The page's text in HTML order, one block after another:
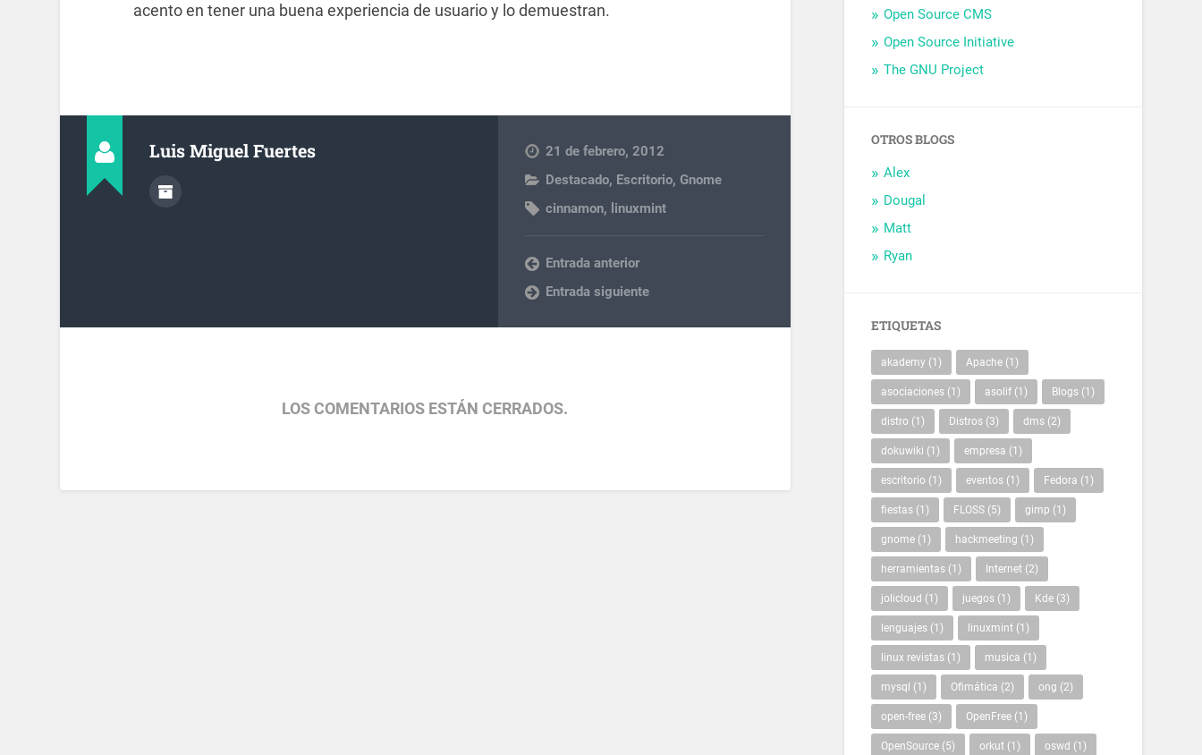
acento en tener una buena experiencia de usuario y lo demuestran.
Luis Miguel Fuertes
21 de febrero, 2012
Destacado, Escritorio,Gnome
cinnamon, linuxmint
Entrada anterior
Entrada siguiente
LOS COMENTARIOS ESTÁN CERRADOS.
Open Source CMS
Open Source Initiative
The GNU Project
OTROS BLOGS
Alex
Dougal
Matt
Ryan
ETIQUETAS
akademy (1) Apache (1)
asociaciones (1) asolif (1) Blogs (1)
distro (1) Distros (3) dms (2)
dokuwiki (1) empresa (1)
escritorio (1) eventos (1) Fedora (1)
fiestas (1) FLOSS (5) gimp (1)
gnome (1) hackmeeting (1)
herramientas (1) Internet (2)
jolicloud (1) juegos (1) Kde (3)
lenguajes (1) linuxmint (1)
linux revistas (1) musica (1)
mysql (1) Ofimática (2) ong (2)
open-free (3) OpenFree (1)
OpenSource (5) orkut (1) oswd (1)